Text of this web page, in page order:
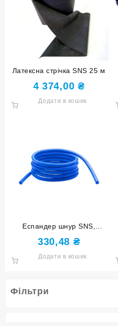
Фільтри
Латексна стрічка SNS 25 м
4 374,00 ₴
Додати в кошик
Еспандер шнур SNS,
довжина 3 м, товщина 10
мм
330,48 ₴
Додати в кошик